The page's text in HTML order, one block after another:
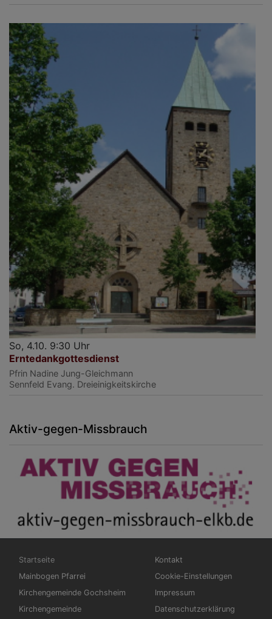
So, 4.10. 9:30 Uhr
Erntedankgottesdienst
Pfrin Nadine Jung-Gleichmann
Sennfeld Evang. Dreieinigkeitskirche
Aktiv-gegen-Missbrauch
Hauptnavigation
Startseite
Mainbogen Pfarrei
Kirchengemeinde Gochsheim
Kirchengemeinde
Fußbereichsmenü
Kontakt
Cookie-Einstellungen
Impressum
Datenschutzerklärung